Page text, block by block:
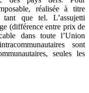
réalisée à titre
que tel. L’assujetti
(différence entre prix de
dans toute l’Union
sont
seules les